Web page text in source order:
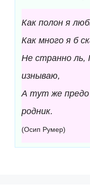
Как полон я
Как много я б
Не странно ль,
изнываю,
А тут же
родник.
(Осип Румер)